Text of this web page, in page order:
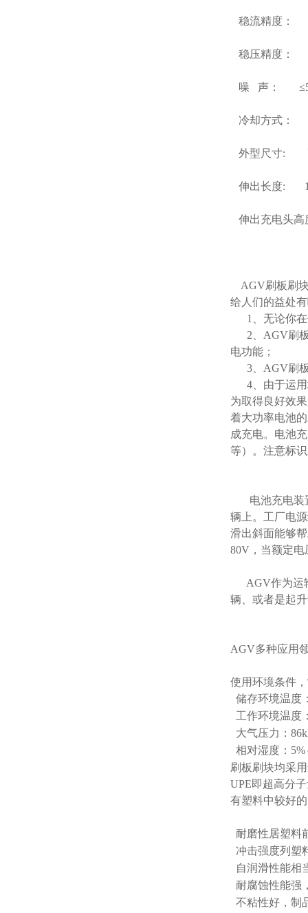
稳流精度：
稳压精度：
噪 声：
冷却方式：
外型尺寸: 高
伸出长度:
伸出充电头高
AGV刷板刷
给人们的益处
1、无论你在
2、AGV刷板
电功能；
3、AGV刷板
4、由于运用
为取得良好效
着大功率电池
成充电。电池
等）。注意标
电池充电装置
辆上。工厂电
滑出斜面能够
80V，当额定电
AGV作为运
辆、或者是起
AGV多种应用
使用环境条件
储存环境温度
工作环境温
大气压力：
相对湿度：5%
刷板刷块均采
UPE即超高分
有塑料中较好
耐磨性居塑料
冲击强度列塑
自润滑性能相
耐腐蚀性能强
不粘性好，制